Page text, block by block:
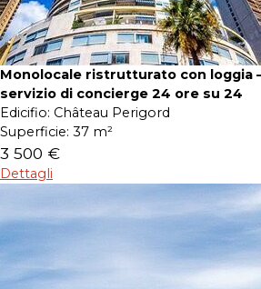
Monolocale ristrutturato con loggia
servizio di concierge 24 ore su 24
Edicifio: Château Perigord
Superficie: 37 m²
3 500 €
Dettagli